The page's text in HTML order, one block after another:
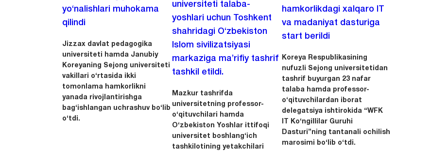
yo‘nalishlari muhokama
qilindi
Jizzax davlat pedagogika
universiteti hamda Janubiy
Koreyaning Sejong universiteti
vakillari o‘rtasida ikki
tomonlama hamkorlikni
yanada rivojlantirishga
bag‘ishlangan uchrashuv bo‘lib
o‘tdi.
universiteti talaba-
yoshlari uchun Toshkent
shahridagi O‘zbekiston
Islom sivilizatsiyasi
markaziga ma’rifiy tashrif
tashkil etildi.
Mazkur tashrifda
universitetning professor-
o‘qituvchilari hamda
O‘zbekiston Yoshlar ittifoqi
universitet boshlang‘ich
tashkilotining yetakchilari
hamkorlikdagi xalqaro IT
va madaniyat dasturiga
start berildi
Koreya Respublikasining
nufuzli Sejong universitetidan
tashrif buyurgan 23 nafar
talaba hamda professor-
o‘qituvchilardan iborat
delegatsiya ishtirokida “WFK
IT Ko‘ngillilar Guruhi
Dasturi”ning tantanali ochilish
marosimi bo‘lib o‘tdi.